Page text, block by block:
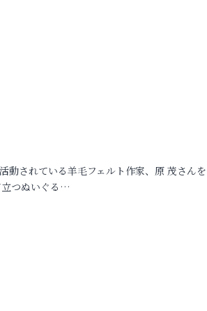
動されている羊毛フェルト作家、原 茂さん
立つぬいぐる…